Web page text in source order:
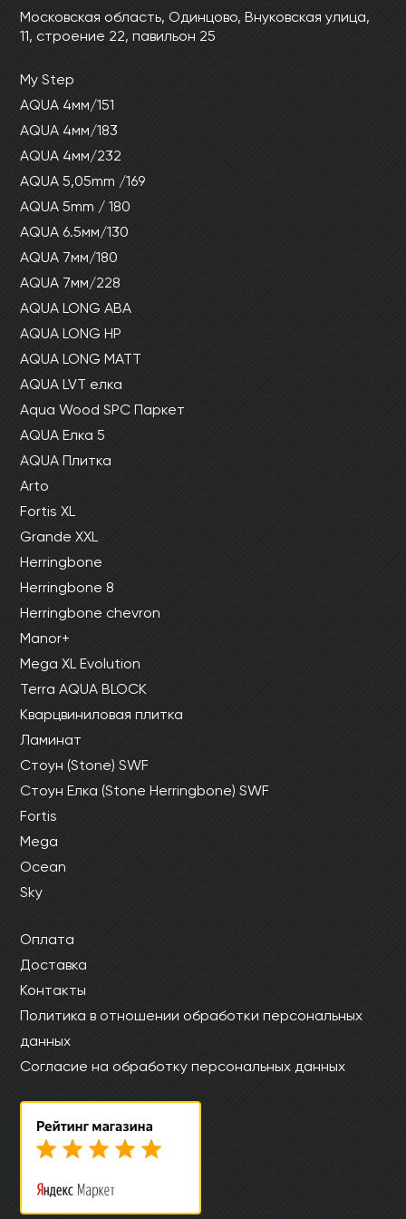
Ваши данные не будут переданы третьим
лицам
Ваши данные не будут переданы третьим
лицам
Московская область, Одинцово, Внуковская улица,
11, строение 22, павильон 25
My Step
AQUA 4мм/151
AQUA 4мм/183
AQUA 4мм/232
AQUA 5,05mm /169
AQUA 5mm / 180
AQUA 6.5мм/130
AQUA 7мм/180
AQUA 7мм/228
AQUA LONG ABA
AQUA LONG HP
AQUA LONG MATT
AQUA LVT елка
Aqua Wood SPC Паркет
AQUA Елка 5
AQUA Плитка
Arto
Fortis XL
Grande XXL
Herringbone
Herringbone 8
Herringbone chevron
Manor+
Mega XL Evolution
Terra AQUA BLOCK
Кварцвиниловая плитка
Ламинат
Стоун (Stone) SWF
Стоун Елка (Stone Herringbone) SWF
Fortis
Mega
Ocean
Sky
Оплата
Доставка
Контакты
Политика в отношении обработки персональных
данных
Согласие на обработку персональных данных